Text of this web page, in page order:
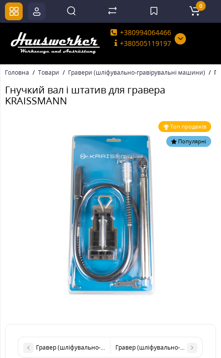
+380994064466
+380505119197
0
Головна Товари Гравери (шліфувально-гравірувальні машини)
Гнучкий вал і штатив для гравера
KRAISSMANN
Топ продажів
Популярні
Гравер (шліфувально-гравірувальний інструмент)
Гравер (шліфувально-